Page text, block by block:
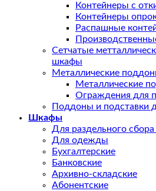
Контейнеры с
Контейнеры
Распашные
Сетчатые
шкафы
Металлические
Металлические
Ограждения для
Поддоны и подставки
Шкафы
Для раздельного
Для одежды
Бухгалтерские
Банковские
Архивно-складские
Абонентские